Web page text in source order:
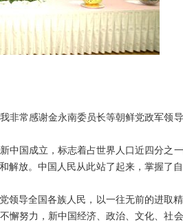
常感谢金永南委员长等朝鲜党政军领
国成立，标志着占世界人口近四分之
放。中国人民从此站了起来，掌握了
导全国各族人民，以一往无前的进取
懈努力，新中国经济、政治、文化、社